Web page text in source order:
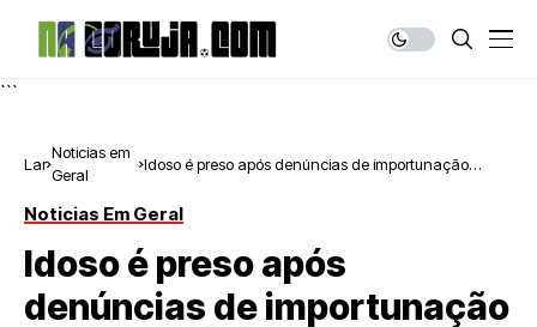
```
Lar
Noticias em
Geral
Idoso é preso após denúncias de importunação
Noticias Em Geral
Idoso é preso após
denúncias de importunação